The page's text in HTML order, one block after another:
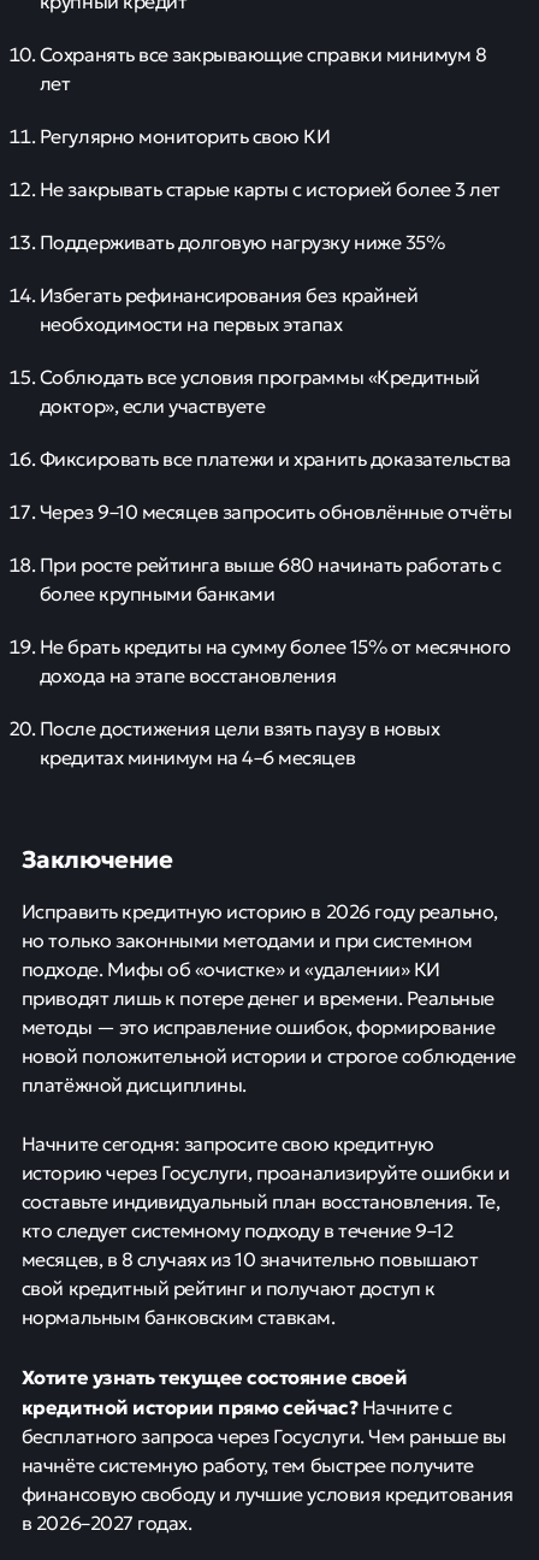
Сохранять все закрывающие справки минимум 8
лет
Регулярно мониторить свою КИ
Не закрывать старые карты с историей более 3 лет
Поддерживать долговую нагрузку ниже 35%
Избегать рефинансирования без крайней
необходимости на первых этапах
Соблюдать все условия программы «Кредитный
доктор», если участвуете
Фиксировать все платежи и хранить доказательства
Через 9–10 месяцев запросить обновлённые отчёты
При росте рейтинга выше 680 начинать работать с
более крупными банками
Не брать кредиты на сумму более 15% от месячного
дохода на этапе восстановления
После достижения цели взять паузу в новых
кредитах минимум на 4–6 месяцев
Заключение
Исправить кредитную историю в 2026 году реально,
но только законными методами и при системном
подходе. Мифы об «очистке» и «удалении» КИ
приводят лишь к потере денег и времени. Реальные
методы — это исправление ошибок, формирование
новой положительной истории и строгое соблюдение
платёжной дисциплины.
Начните сегодня: запросите свою кредитную
историю через Госуслуги, проанализируйте ошибки и
составьте индивидуальный план восстановления. Те,
кто следует системному подходу в течение 9–12
месяцев, в 8 случаях из 10 значительно повышают
свой кредитный рейтинг и получают доступ к
нормальным банковским ставкам.
Хотите узнать текущее состояние своей
кредитной истории прямо сейчас?Начните с
бесплатного запроса через Госуслуги. Чем раньше вы
начнёте системную работу, тем быстрее получите
финансовую свободу и лучшие условия кредитования
в 2026–2027 годах.